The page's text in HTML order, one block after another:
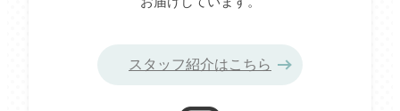
スタッフ紹介はこちら